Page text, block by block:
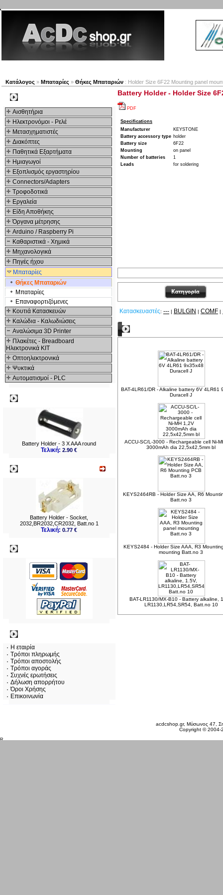
Κατάλογος » Μπαταρίες » Θήκες Μπαταριών : Holder Size 6F22 Mounting panel
Αισθητήρια
Ηλεκτρονόμοι - Ρελέ
Μετασχηματιστές
Διακόπτες
Παθητικά Εξαρτήματα
Hμιαγωγοί
Εξοπλισμός εργαστηρίου
Connectors/Adapters
Τροφοδοτικά
Εργαλεία
Είδη Αποθήκης
Όργανα μέτρησης
Arduino / Raspberry Pi
Καθαριστικά - Χημικά
Μηχανολογικά
Πηγές ήχου
Μπαταρίες
Θήκες Μπαταριών
Μπαταρίες
Επαναφορτιζόμενες
Κουτιά Κατασκευών
Καλώδια - Καλωδιώσεις
Αναλώσιμα 3D Printer
Πλακέτες - Breadboard
Ηλεκτρονικά ΚΙΤ
Οπτοηλεκτρονικά
Ψυκτικά
Αυτοματισμοί - PLC
Battery Holder - 3 X AAA round
Τελική:2.90 €
Battery Holder - Socket,
2032,BR2032,CR2032, Batt.no 1
Τελική:0.77 €
Η εταιρία
Τρόποι πληρωμής
Τρόποι αποστολής
Τρόποι αγοράς
Συχνές ερωτήσεις
Δήλωση απορρήτου
Όροι Χρήσης
Επικοινωνία
Battery Holder - Holder Size
PDF
Specifications
Manufacturer
KEYSTONE
Battery accessory type holder
Battery size
6F22
Mounting
on panel
Number of batteries
1
Leads
for soldering
Κατασκευαστές: --- | BULGIN | COMF |
BAT-4LR61/DR - Alkaline battery 6V 4LR61
Duracell J
ACCU-SC/L-3000 - Rechargeable cell Ni-
3000mAh dia 22,5x42,5mm bl
KEYS2464RB - Holder Size AA, R6
Batt.no 3
KEYS2484 - Holder Size AAA, R3
mounting Batt.no 3
BAT-LR1130/MX-B10 - Battery alkaline,
LR1130,LR54,SR54, Batt.no 10
acdcshop.gr, Μύσωνος 47,
Copyright ©